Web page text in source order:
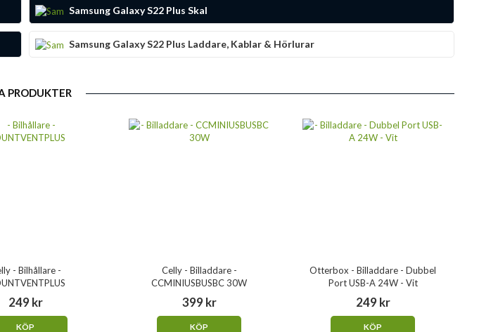
Samsung Galaxy S22 Plus Skal
Samsung Galaxy S22 Plus Laddare, Kablar & Hörlurar
PRODUKTER
- Bilhållare -
249 kr
KÖP
Celly - Billaddare -
CCMINIUSBUSBC 30W
399 kr
KÖP
Otterbox - Billaddare - Dubbel
Port USB-A 24W - Vit
249 kr
KÖP